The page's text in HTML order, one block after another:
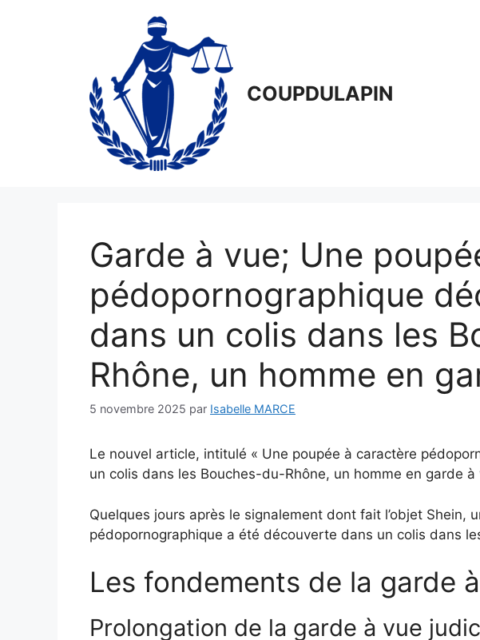
COUPDULAPIN
Garde à vue; Une
pédopornographique
dans un colis dans les
Rhône, un homme en
5 novembre 2025 par Isabelle MARCE
Le nouvel article, intitulé « Une poupée à caractère
un colis dans les Bouches-du-Rhône, un homme en garde
Quelques jours après le signalement dont fait l’objet Shein,
pédopornographique a été découverte dans un colis dans
Les fondements de la garde
Prolongation de la garde à vue